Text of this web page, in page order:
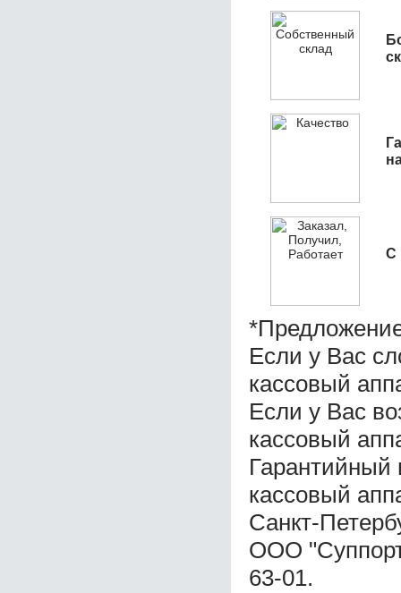
С
Если у Вас
кассовый
Если у Вас
кассовый
Гарантийный
кассовый
Санкт-
ООО
63-01.